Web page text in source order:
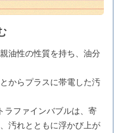
油性の性質を持ち、油分
からプラスに帯電した汚
ラファインバブルは、寄
汚れとともに浮かび上が